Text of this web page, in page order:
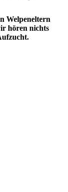
Welpeneltern
hören nichts